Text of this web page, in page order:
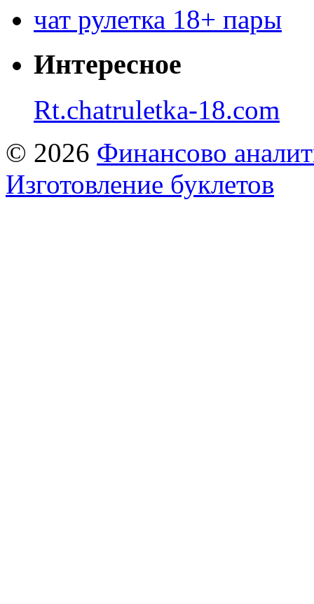
чат рулетка 18+ пары
Интересное
Rt.chatruletka-18.com
© 2026 Финансово
Изготовление буклетов